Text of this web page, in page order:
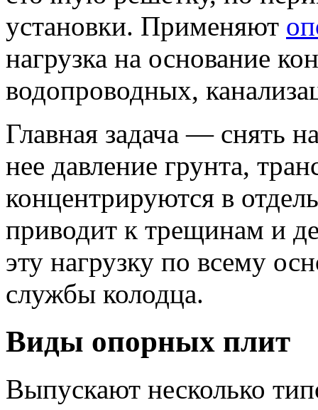
установки. Применяют
нагрузка на основание
водопроводных,
Главная задача — снять
нее давление грунта,
концентрируются в
приводит к трещинам и
эту нагрузку по всему
службы колодца.
Виды опорных плит
Выпускают несколько